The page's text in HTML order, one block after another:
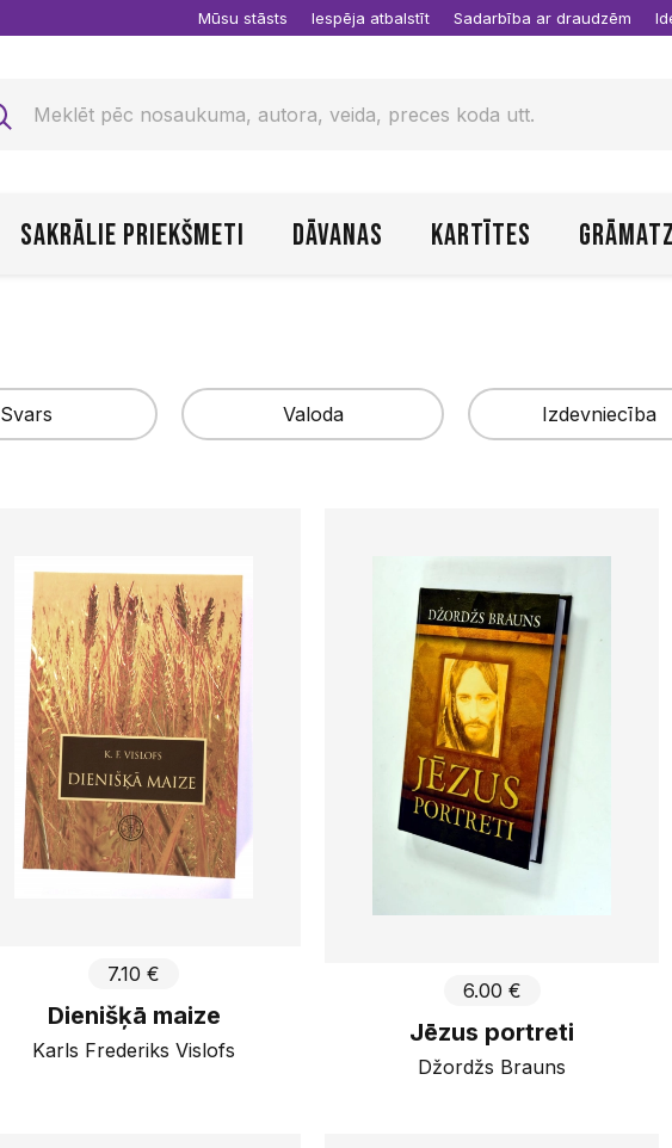
Sakrālie priekšmeti Dāvanas Kartītes
Mūsu stāsts Iespēja atbalstīt Sadarbība ar draudzēm
Svars
Piemērot
Valoda Izdevniecība
EIKON
Kala Raksti
Klints
Latvijas Anonīmo
Sadraudzība
Latvijas Bībeles
Libri Style
Limbažu ev. lut.
Luterisma
PATMOS
Viņa Vārds Manī
7.10 €
Dienišķā maize
Karls Frederiks Vislofs
6.00 €
Jēzus portreti
Džordžs Brauns